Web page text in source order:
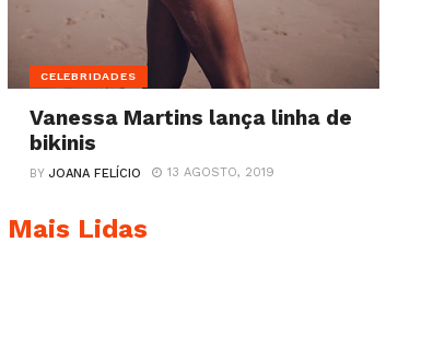
CELEBRIDADES
Vanessa Martins lança linha de
bikinis
BYJOANA FELÍCIO 13 AGOSTO, 2019
Mais Lidas